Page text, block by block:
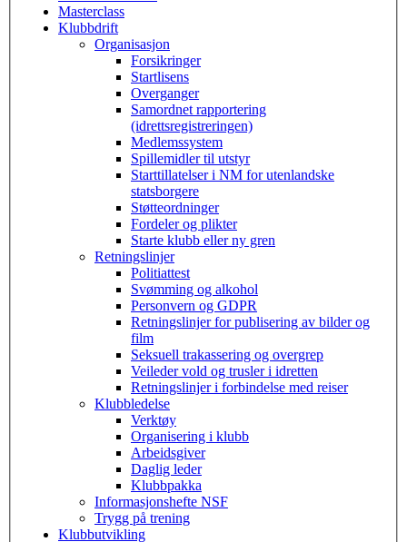
Masterclass
Klubbdrift
Organisasjon
Forsikringer
Startlisens
Overganger
Samordnet rapportering
(idrettsregistreringen)
Medlemssystem
Spillemidler til utstyr
Starttillatelser i NM for utenlandske
statsborgere
Støtteordninger
Fordeler og plikter
Starte klubb eller ny gren
Retningslinjer
Politiattest
Svømming og alkohol
Personvern og GDPR
Retningslinjer for publisering av bilder og
film
Seksuell trakassering og overgrep
Veileder vold og trusler i idretten
Retningslinjer i forbindelse med reiser
Klubbledelse
Verktøy
Organisering i klubb
Arbeidsgiver
Daglig leder
Klubbpakka
Informasjonshefte NSF
Trygg på trening
Klubbutvikling